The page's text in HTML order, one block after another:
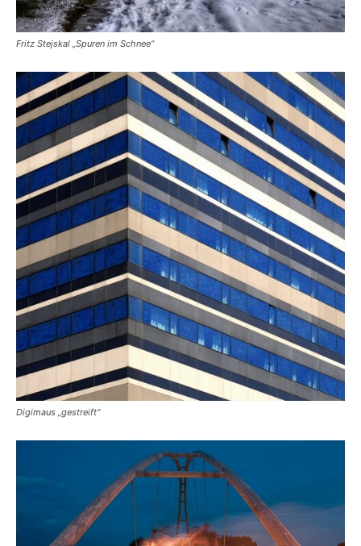
Fritz Stejskal „Spuren im Schnee“
Digimaus „gestreift“